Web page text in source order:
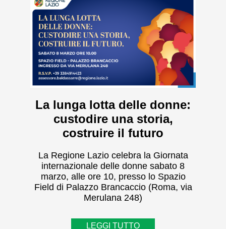
La lunga lotta delle donne:
custodire una storia,
costruire il futuro
La Regione Lazio celebra la Giornata
internazionale delle donne sabato 8
marzo, alle ore 10, presso lo Spazio
Field di Palazzo Brancaccio (Roma, via
Merulana 248)
LEGGI TUTTO